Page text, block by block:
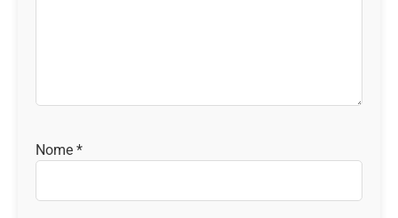
Nome *